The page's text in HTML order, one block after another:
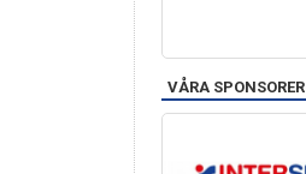
VÅRA SPONSORER